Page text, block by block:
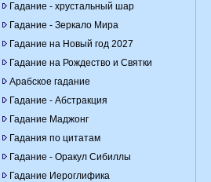
Гадание - хрустальный шар
Гадание - Зеркало Мира
Гадание на Новый год 2027
Гадание на Рождество и Святки
Арабское гадание
Гадание - Абстракция
Гадание Маджонг
Гадания по цитатам
Гадание - Оракул Сибиллы
Гадание Иероглифика